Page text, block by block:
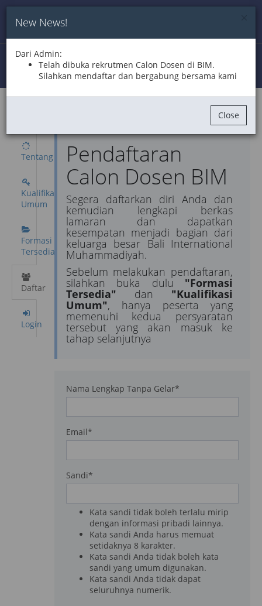
RekrutmenBIM
Tentang
Kualifikasi
Umum
Formasi
Tersedia
Daftar
Login
Pendaftaran
Calon Dosen BIM
Segera daftarkan diri Anda dan
kemudian lengkapi berkas
lamaran dan dapatkan
kesempatan menjadi bagian dari
keluarga besar Bali International
Muhammadiyah.
Sebelum melakukan pendaftaran,
silahkan buka dulu "Formasi
Tersedia" dan "Kualifikasi
Umum", hanya peserta yang
memenuhi kedua persyaratan
tersebut yang akan masuk ke
tahap selanjutnya
Nama Lengkap Tanpa Gelar*
Email*
Sandi*
Kata sandi tidak boleh terlalu mirip
dengan informasi pribadi lainnya.
Kata sandi Anda harus memuat
setidaknya 8 karakter.
Kata sandi Anda tidak boleh kata
sandi yang umum digunakan.
Kata sandi Anda tidak dapat
seluruhnya numerik.
New News!
Dari Admin:
Telah dibuka rekrutmen Calon Dosen di BIM.
Silahkan mendaftar dan bergabung bersama kami
Close